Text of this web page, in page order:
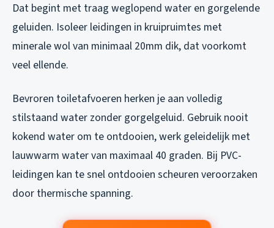
Dat begint met traag weglopend water en gorgelende
geluiden. Isoleer leidingen in kruipruimtes met
minerale wol van minimaal 20mm dik, dat voorkomt
veel ellende.
Bevroren toiletafvoeren herken je aan volledig
stilstaand water zonder gorgelgeluid. Gebruik nooit
kokend water om te ontdooien, werk geleidelijk met
lauwwarm water van maximaal 40 graden. Bij PVC-
leidingen kan te snel ontdooien scheuren veroorzaken
door thermische spanning.